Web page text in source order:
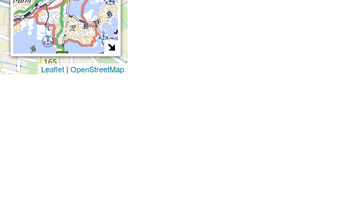
Leaflet | OpenStreetMap